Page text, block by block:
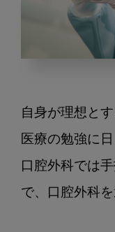
歯
科
医
師
聞
自身が理想と
医療の勉強に
口腔外科では
で、口腔外科